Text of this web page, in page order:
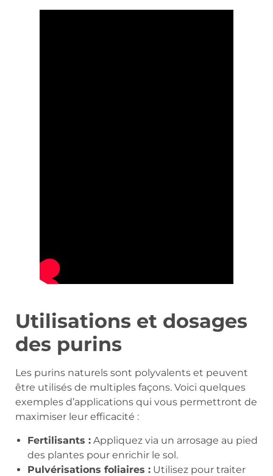
Utilisations et dosages
des purins
Les purins naturels sont polyvalents et peuvent
être utilisés de multiples façons. Voici quelques
exemples d’applications qui vous permettront de
maximiser leur efficacité :
Fertilisants : Appliquez via un arrosage au pied
des plantes pour enrichir le sol.
Pulvérisations foliaires : Utilisez pour traiter